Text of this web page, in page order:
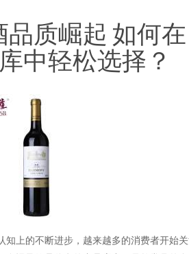
品质崛起 如何在
中轻松选择？
知上的不断进步，越来越多的消费者开始